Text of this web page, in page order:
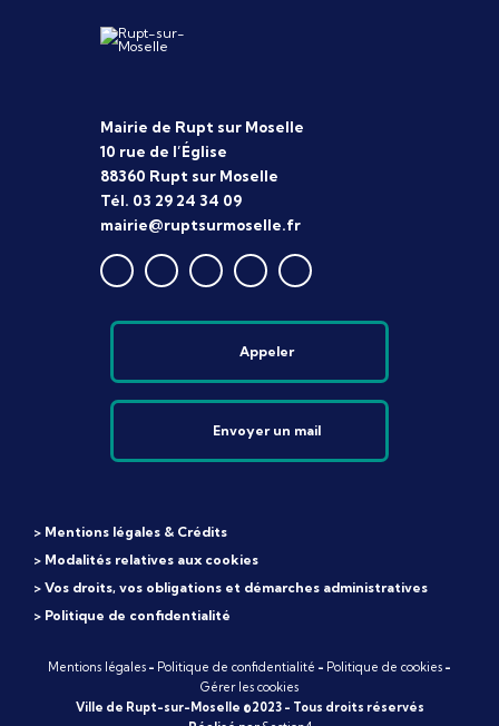
Mairie de Rupt sur Moselle
10 rue de l’Église
88360 Rupt sur Moselle
Tél. 03 29 24 34 09
mairie@ruptsurmoselle.fr
Appeler
Envoyer un mail
> Mentions légales & Crédits
> Modalités relatives aux cookies
> Vos droits, vos obligations et démarches administratives
> Politique de confidentialité
Mentions légales - Politique de confidentialité - Politique de cookies -
Gérer les cookies
Ville de Rupt-sur-Moselle ©2023 - Tous droits réservés